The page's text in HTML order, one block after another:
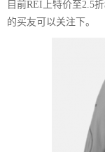
目前REI上特价至2.5
的买友可以关注下。